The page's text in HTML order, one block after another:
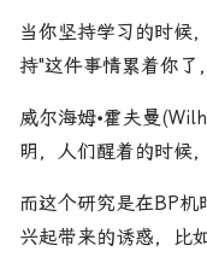
当你坚持学习的时候
持"这件事情累着你了
威尔海姆•霍夫曼
明，人们醒着的时候
而这个研究是在BP
兴起带来的诱惑，比